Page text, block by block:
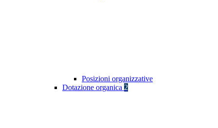
Posizioni organizzative
Dotazione organica 2